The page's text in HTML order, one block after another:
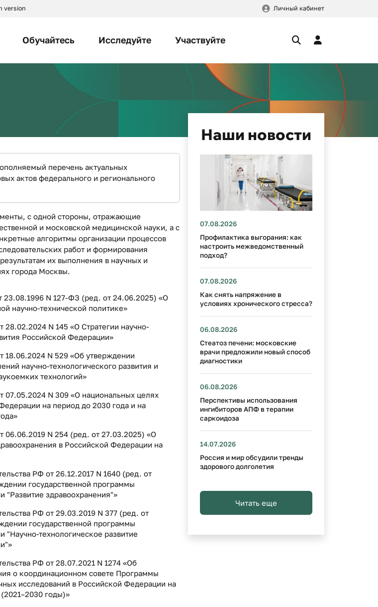
version Личный кабинет
Обучайтесь Исследуйте Участвуйте
перечень актуальных
актов федерального и регионального
с одной стороны, отражающие
и московской медицинской науки, а с
алгоритмы организации процессов
работ и формирования
их выполнения в научных и
города Москвы.
23.08.1996 N 127-ФЗ (ред. от 24.06.2025) «О
научно-технической политике»
28.02.2024 N 145 «О Стратегии научно-
Российской Федерации»
18.06.2024 N 529 «Об утверждении
научно-технологического развития и
технологий»
07.05.2024 N 309 «О национальных целях
на период до 2030 года и на
06.06.2019 N 254 (ред. от 27.03.2025) «О
в Российской Федерации на
РФ от 26.12.2017 N 1640 (ред. от
государственной программы
"Развитие здравоохранения"»
РФ от 29.03.2019 N 377 (ред. от
государственной программы
"Научно-технологическое развитие
РФ от 28.07.2021 N 1274 «Об
о координационном совете Программы
исследований в Российской Федерации на
годы)»
Наши новости
07.08.2026
Профилактика выгорания: как
настроить межведомственный
подход?
07.08.2026
Как снять напряжение в
условиях хронического стресса?
06.08.2026
Стеатоз печени: московские
врачи предложили новый способ
диагностики
06.08.2026
Перспективы использования
ингибиторов АПФ в терапии
саркоидоза
14.07.2026
Россия и мир обсудили тренды
здорового долголетия
Читать еще